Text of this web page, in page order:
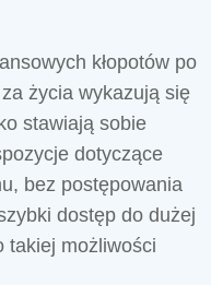
kłopotów po
życia wykazują się
stawiają sobie
dotyczące
bez postępowania
dostęp do dużej
takiej możliwości